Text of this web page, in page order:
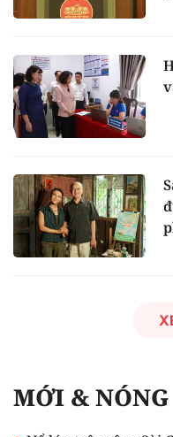
MỚI & NÓNG